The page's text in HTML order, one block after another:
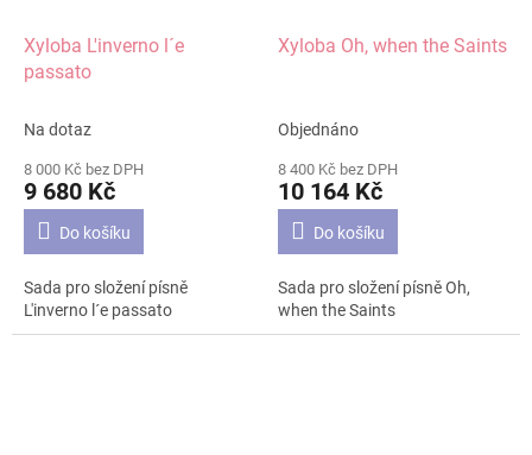
Xyloba L'inverno l´e
passato
Na dotaz
8 000 Kč bez DPH
9 680 Kč
Do košíku
Sada pro složení písně
L'inverno l´e passato
Xyloba Oh, when the Saints
Objednáno
8 400 Kč bez DPH
10 164 Kč
Do košíku
Sada pro složení písně Oh,
when the Saints